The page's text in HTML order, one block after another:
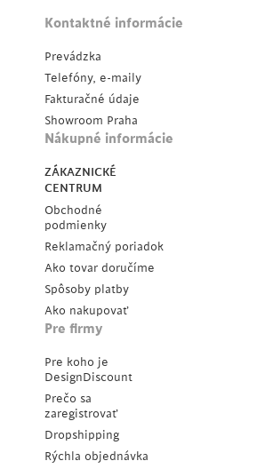
Kontaktné informácie
Prevádzka
Telefóny, e-maily
Fakturačné údaje
Showroom Praha
Nákupné informácie
ZÁKAZNICKÉ
CENTRUM
Obchodné
podmienky
Reklamačný poriadok
Ako tovar doručíme
Spôsoby platby
Ako nakupovať
Pre firmy
Pre koho je
DesignDiscount
Prečo sa
zaregistrovať
Dropshipping
Rýchla objednávka